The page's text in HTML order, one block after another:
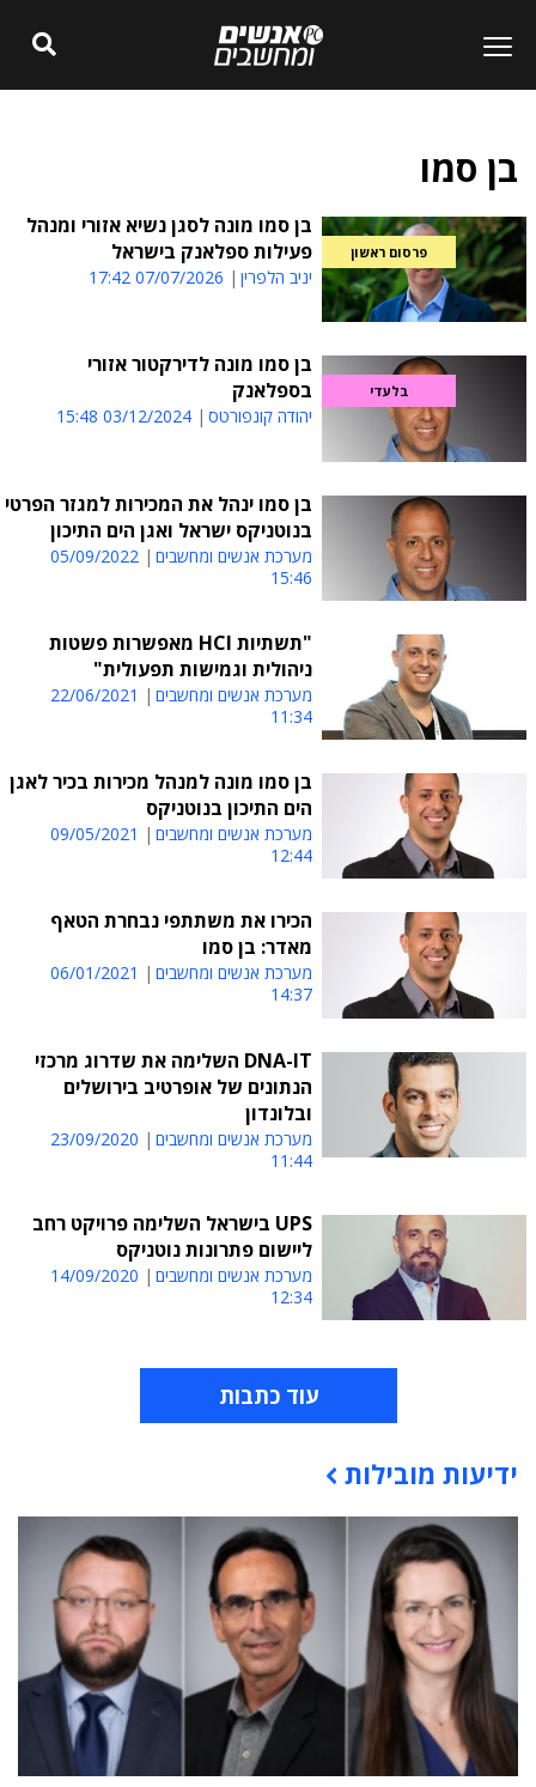
בן סמו
פרסום ראשון
בן סמו מונה לסגן נשיא אזורי ומנהל
פעילות ספלאנק בישראל
יניב הלפרין 07/07/2026 17:42
בלעדי
בן סמו מונה לדירקטור אזורי
בספלאנק
יהודה קונפורטס 03/12/2024 15:48
בן סמו ינהל את המכירות למגזר הפרטי
בנוטניקס ישראל ואגן הים התיכון
מערכת אנשים ומחשבים
05/09/2022
15:46
"תשתיות HCI מאפשרות פשטות
ניהולית וגמישות תפעולית"
מערכת אנשים ומחשבים
22/06/2021
11:34
בן סמו מונה למנהל מכירות בכיר לאגן
הים התיכון בנוטניקס
מערכת אנשים ומחשבים
09/05/2021
12:44
הכירו את משתתפי נבחרת הטאף
מאדר: בן סמו
מערכת אנשים ומחשבים
06/01/2021
14:37
DNA-IT השלימה את שדרוג מרכזי
הנתונים של אופרטיב בירושלים
ובלונדון
מערכת אנשים ומחשבים
23/09/2020
11:44
UPS בישראל השלימה פרויקט רחב
ליישום פתרונות נוטניקס
מערכת אנשים ומחשבים
14/09/2020
12:34
עוד כתבות
תוכן פרסומי
ידיעות מובילות